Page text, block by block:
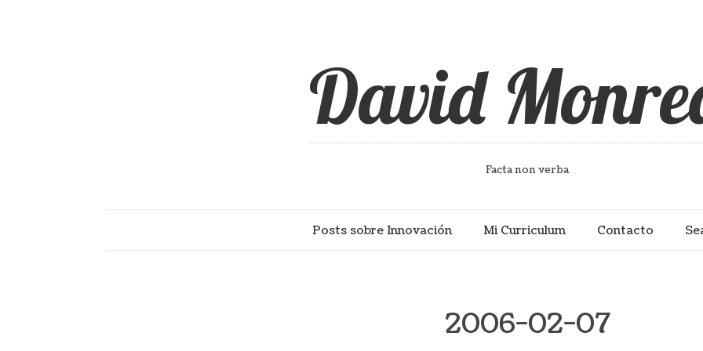
David
Facta non verba
Posts sobre Innovación Mi Curriculum Contacto
2006-02-07